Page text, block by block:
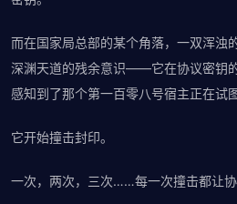
而在国家局总部的某个角落，一双浑浊
深渊天道的残余意识——它在协议密钥
感知到了那个第一百零八号宿主正在试
它开始撞击封印。
一次，两次，三次……每一次撞击都让协